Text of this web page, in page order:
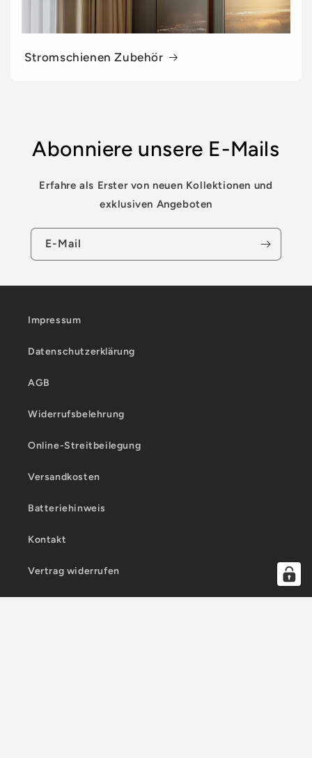
Stromschienen Zubehör
Abonniere unsere E-Mails
Erfahre als Erster von neuen Kollektionen und
exklusiven Angeboten
E-Mail
Impressum
Datenschutzerklärung
AGB
Widerrufsbelehrung
Online-Streitbeilegung
Versandkosten
Batteriehinweis
Kontakt
Vertrag widerrufen